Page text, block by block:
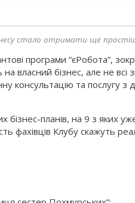
стало отримати ще
програми “єРобота”,
на власний бізнес, але не
консультацію та послугу з
бізнес-планів, на 9 з яких
фахівців Клубу скажуть